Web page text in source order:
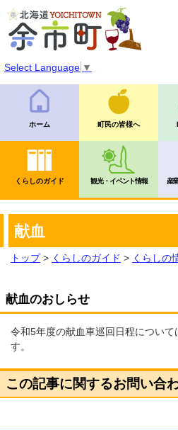
Select Language ▼
ホーム 町民の皆様へ
くらしのガイド 観光・イベント情報 産
献血
トップ> くらしのガイド > くらしの
献血のおしらせ
令和5年度の献血車巡回日程について
す。
この記事に関するお問い合